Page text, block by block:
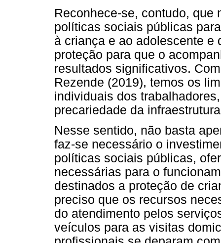
Reconhece-se, contudo,
políticas sociais públicas
à criança e ao adolescente e
proteção para que o
resultados significativos.
Rezende (2019), temos os
individuais dos
precariedade da
Nesse sentido, não basta
faz-se necessário o
políticas sociais públicas,
necessárias para o
destinados a proteção de
preciso que os recursos
do atendimento pelos
veículos para as visitas